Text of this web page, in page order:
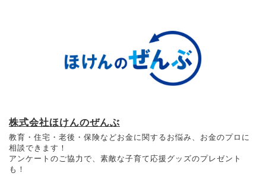
株式会社ほけんのぜんぶ
教育・住宅・老後・保険などお金に関するお悩み、お金のプロに
相談できます！
アンケートのご協力で、素敵な子育て応援グッズのプレゼント
も！